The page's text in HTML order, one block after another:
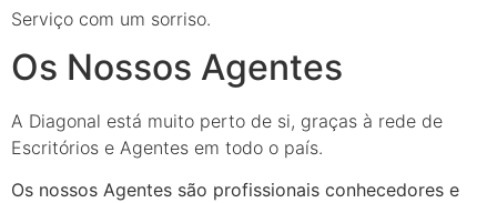
Serviço com um sorriso.
Os Nossos Agentes
A Diagonal está muito perto de si, graças à rede de
Escritórios e Agentes em todo o país.
Os nossos Agentes são profissionais conhecedores e